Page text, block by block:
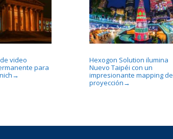
video
para
→
Hexogon Solution ilumina
Nuevo Taipéi con un
impresionante mapping de
proyección →